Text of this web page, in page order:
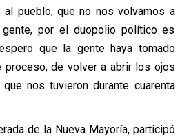
pueblo, que no nos volvamos a
gente, por el duopolio político es
que la gente haya tomado
de volver a abrir los ojos
nos tuvieron durante cuarenta
de la Nueva Mayoría, participó